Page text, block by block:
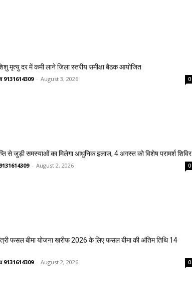
मृत्यु दर में कमी लाने जिला स्तरीय समीक्षा बैठक आयोजित
9131614309 - August 3, 2026 0
से जुड़ी समस्याओं का मिलेगा आधुनिक इलाज, 4 अगस्त को विशेष परामर्श शिविर
- August 2, 2026 0
फसल बीमा योजना खरीफ 2026 के लिए फसल बीमा की अंतिम तिथि 14
9131614309 - August 2, 2026 0